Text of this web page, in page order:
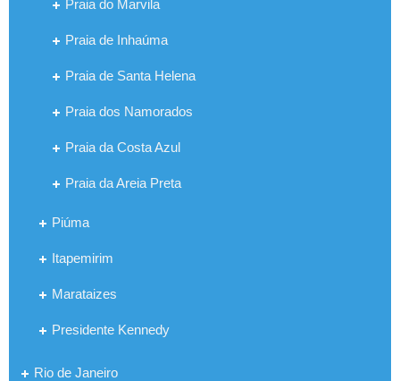
Praia do Marvila
Praia de Inhaúma
Praia de Santa Helena
Praia dos Namorados
Praia da Costa Azul
Praia da Areia Preta
Piúma
Itapemirim
Marataizes
Presidente Kennedy
Rio de Janeiro